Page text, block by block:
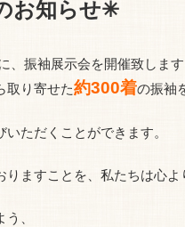
お知らせ✳︎
、振袖展示会を開催致します
取り寄せた約300着の振袖
ただくことができます。
ますことを、私たちは心よ
、